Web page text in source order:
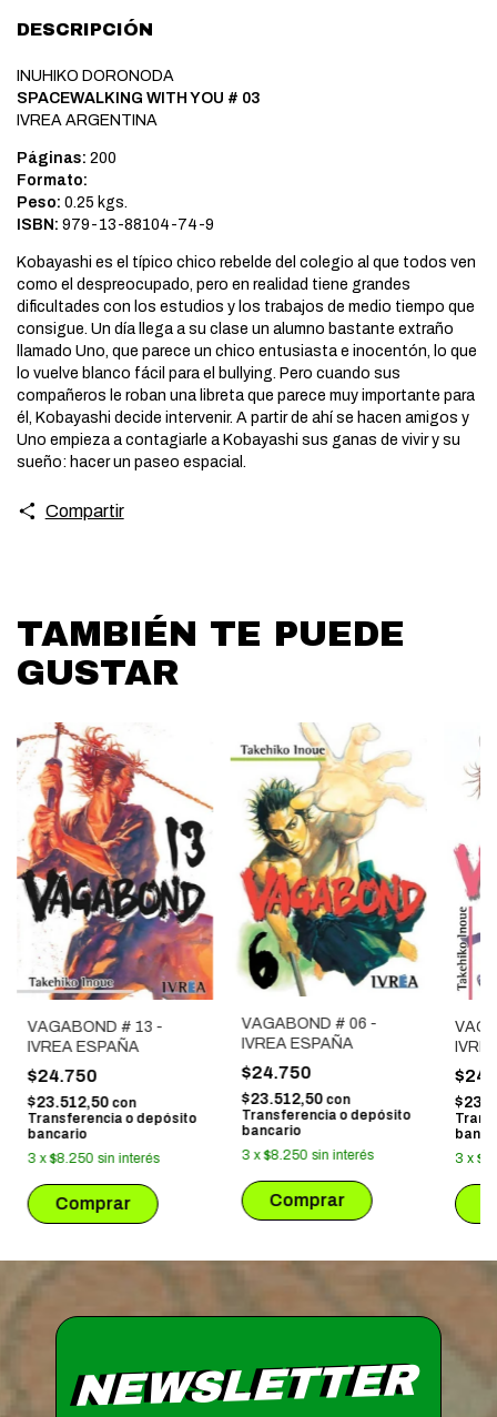
DESCRIPCIÓN
INUHIKO DORONODA
SPACEWALKING WITH YOU # 03
IVREA ARGENTINA
Páginas: 200
Formato:
Peso: 0.25 kgs.
ISBN: 979-13-88104-74-9
Kobayashi es el típico chico rebelde del colegio al que todos ven
como el despreocupado, pero en realidad tiene grandes
dificultades con los estudios y los trabajos de medio tiempo que
consigue. Un día llega a su clase un alumno bastante extraño
llamado Uno, que parece un chico entusiasta e inocentón, lo que
lo vuelve blanco fácil para el bullying. Pero cuando sus
compañeros le roban una libreta que parece muy importante para
él, Kobayashi decide intervenir. A partir de ahí se hacen amigos y
Uno empieza a contagiarle a Kobayashi sus ganas de vivir y su
sueño: hacer un paseo espacial.
Compartir
TAMBIÉN TE PUEDE
GUSTAR
VAGABOND # 13 -
IVREA ESPAÑA
$24.750
$23.512,50 con
Transferencia o depósito
bancario
3 x$8.250 sin interés
VAGABOND # 06 -
IVREA ESPAÑA
$24.750
$23.512,50 con
Transferencia o depósito
bancario
3 x$8.250 sin interés
3 x
NEWSLETTER